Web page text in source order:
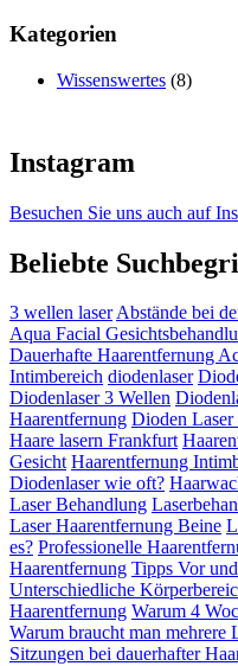
Kategorien
Wissenswertes (8)
Instagram
Besuchen Sie uns auch auf
Beliebte
3 wellen laserAbstände bei
Aqua Facial
Dauerhafte Haarentfernung
Intimbereich diodenlaser
Diodenlaser 3 Wellen
Haarentfernung Dioden
Haare lasern Frankfurt
Gesicht Haarentfernung
Diodenlaser wie oft?
Laser Behandlung
Laser Haarentfernung Beine
es? Professionelle
Haarentfernung Tipps Vor
Unterschiedliche
Haarentfernung Warum 4
Warum braucht man mehrere
Sitzungen bei dauerhafter